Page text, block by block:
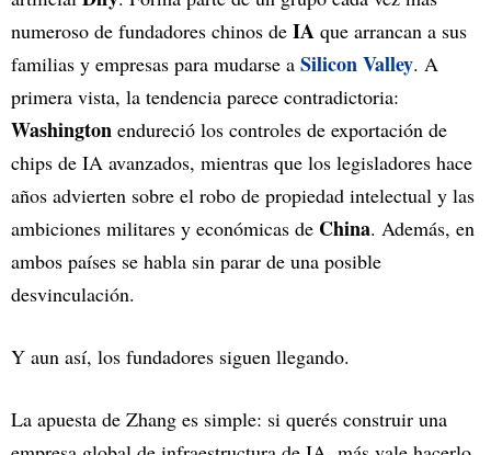
numeroso de fundadores chinos de IA que arrancan a sus
familias y empresas para mudarse a Silicon Valley. A
primera vista, la tendencia parece contradictoria:
Washington endureció los controles de exportación de
chips de IA avanzados, mientras que los legisladores hace
años advierten sobre el robo de propiedad intelectual y las
ambiciones militares y económicas de China. Además, en
ambos países se habla sin parar de una posible
desvinculación.
Y aun así, los fundadores siguen llegando.
La apuesta de Zhang es simple: si querés construir una